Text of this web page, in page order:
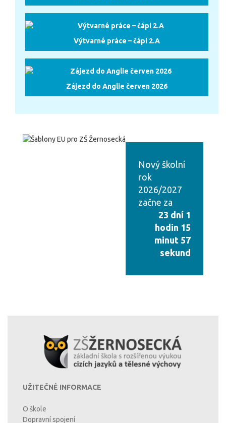
Výtvarné práce – čápi 2.A
Zájezd do Anglie červen 2026
Nový školní
rok
2026/2027
začne za
23 dní 1
hodin 15
minut 57
sekund
UŽITEČNÉ INFORMACE
O škole
Dopravní spojení